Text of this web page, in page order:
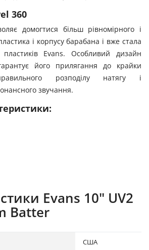
360
домогтися більш рівномірного і
і корпусу барабана і вже стала
Evans. Особливий дизайн
його прилягання до крайки
розподілу натягу і
звучання.
Evans 10" UV2
Batter
США